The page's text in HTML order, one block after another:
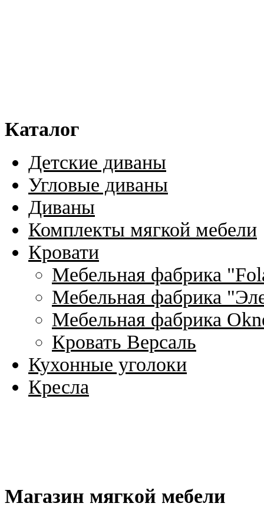
Каталог
Детские диваны
Угловые диваны
Диваны
Комплекты мягкой мебели
Кровати
Мебельная фабрика
Мебельная фабрика
Мебельная фабрика
Кровать Версаль
Кухонные уголоки
Кресла
Магазин мягкой мебели